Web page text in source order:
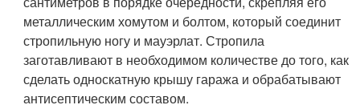
металлическим хомутом и болтом, который соединит
стропильную ногу и мауэрлат. Стропила
заготавливают в необходимом количестве до того, как
сделать односкатную крышу гаража и обрабатывают
антисептическим составом.